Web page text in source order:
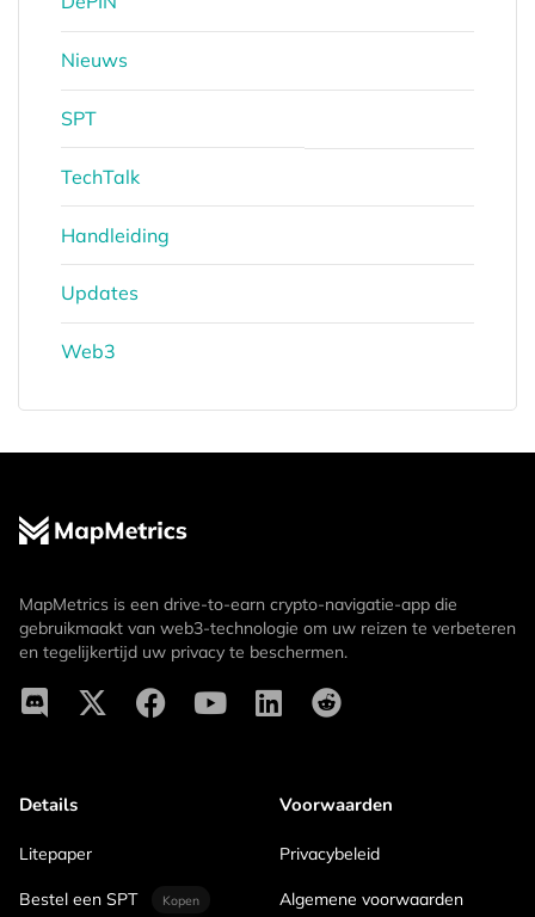
Nieuws
SPT
TechTalk
Handleiding
Updates
Web3
MapMetrics is een drive-to-earn crypto-navigatie-app die
gebruikmaakt van web3-technologie om uw reizen te verbeteren
en tegelijkertijd uw privacy te beschermen.
Details
Litepaper
Bestel een SPT Kopen
Voorwaarden
Privacybeleid
Algemene voorwaarden